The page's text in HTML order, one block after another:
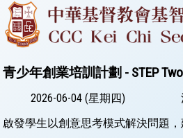
青少年創業培訓計劃 - STEP
2026-06-04 (星期四)
啟發學生以創意思考模式解決問題